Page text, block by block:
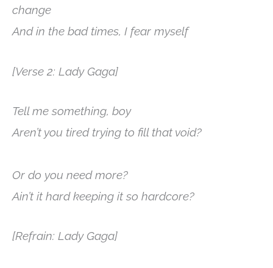
change
And in the bad times, I fear myself
[Verse 2: Lady Gaga]
Tell me something, boy
Aren’t you tired trying to fill that void?
Or do you need more?
Ain’t it hard keeping it so hardcore?
[Refrain: Lady Gaga]